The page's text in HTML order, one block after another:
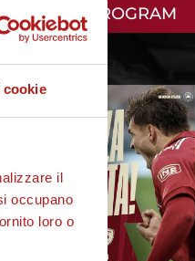
cookie
il
occupano
loro o
MATCH PROGRAM